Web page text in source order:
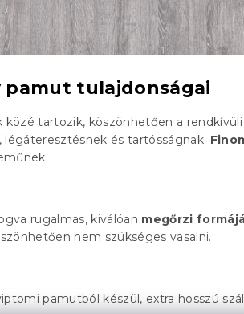
pamut tulajdonságai
tartozik, köszönhetően a rendkívüli
légáteresztésnek és tartósságnak.
rugalmas, kiválóan megőrzi
nem szükséges vasalni.
pamutból készül, extra hosszú